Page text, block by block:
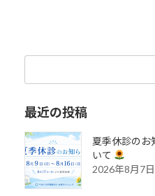
最近の投稿
夏季休診のお
いて
2026年8月7日